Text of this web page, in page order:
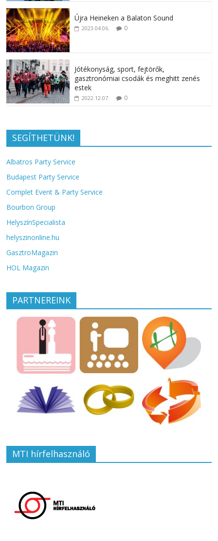
Újra Heineken a Balaton Sound
2023.04.06. 0
Jótékonyság, sport, fejtörők,
gasztronómiai csodák és meghitt zenés
estek
2022.12.07. 0
SEGÍTHETÜNK!
Albatros Party Service
Budapest Party Service
Complet Event & Party Service
Bourbon Group
HelyszínSpecialista
helyszinonline.hu
GasztroMagazin
HOL Magazin
PARTNEREINK
MTI hírfelhasználó